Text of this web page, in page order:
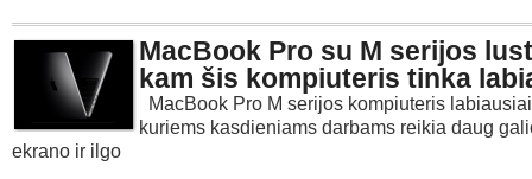
MacBook Pro su M serijos
kam šis kompiuteris tinka
MacBook Pro M serijos kompiuteris
kuriems kasdieniams darbams reikia daug
ekrano ir ilgo